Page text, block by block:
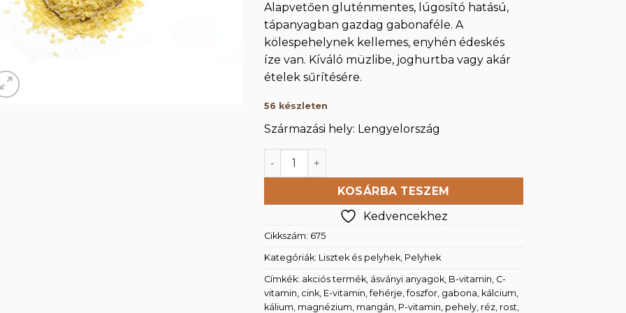
Alapvetően gluténmentes, lúgosító hatású,
tápanyagban gazdag gabonaféle. A
kölespehelynek kellemes, enyhén édeskés
íze van. Kíváló müzlibe, joghurtba vagy akár
ételek sűrítésére.
56 készleten
Származási hely: Lengyelország
Kölespehely 250g mennyiség
KOSÁRBA TESZEM
Kedvencekhez
Cikkszám: 675
Kategóriák: Lisztek és pelyhek, Pelyhek
Címkék: akciós termék, ásványi anyagok, B-vitamin, C-
vitamin, cink, E-vitamin,fehérje,foszfor, gabona, kálcium,
kálium, magnézium, mangán, P-vitamin, pehely, réz, rost,